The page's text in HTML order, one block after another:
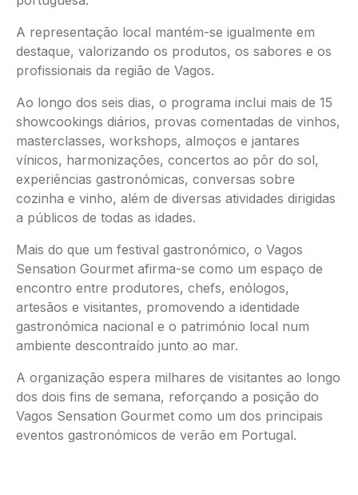
A representação local mantém-se igualmente em
destaque, valorizando os produtos, os sabores e os
profissionais da região de Vagos.
Ao longo dos seis dias, o programa inclui mais de 15
showcookings diários, provas comentadas de vinhos,
masterclasses, workshops, almoços e jantares
vínicos, harmonizações, concertos ao pôr do sol,
experiências gastronómicas, conversas sobre
cozinha e vinho, além de diversas atividades dirigidas
a públicos de todas as idades.
Mais do que um festival gastronómico, o Vagos
Sensation Gourmet afirma-se como um espaço de
encontro entre produtores, chefs, enólogos,
artesãos e visitantes, promovendo a identidade
gastronómica nacional e o património local num
ambiente descontraído junto ao mar.
A organização espera milhares de visitantes ao longo
dos dois fins de semana, reforçando a posição do
Vagos Sensation Gourmet como um dos principais
eventos gastronómicos de verão em Portugal.